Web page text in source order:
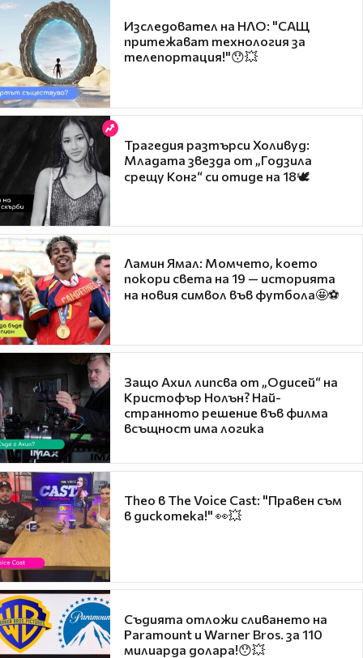
Изследовател на НЛО: "САЩ
притежават технология за
телепортация!"😯💥
Трагедия разтърси Холивуд:
Младата звезда от „Годзила
срещу Конг“ си отиде на 18🕊️
Ламин Ямал: Момчето, което
покори света на 19 — историята
на новия символ във футбола🤩⚽
Защо Ахил липсва от „Одисей“ на
Кристофър Нолън? Най-
странното решение във филма
всъщност има логика
Theo в The Voice Cast: "Правен съм
в дискотека!" 👀💥
Съдията отложи сливането на
Paramount и Warner Bros. за 110
милиарда долара!😯💥